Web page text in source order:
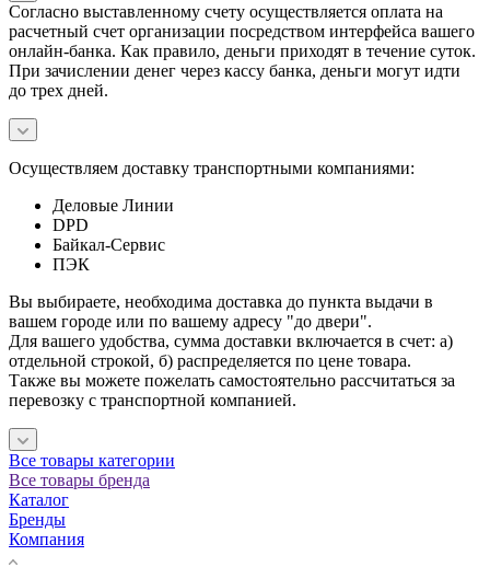
Согласно выставленному счету осуществляется оплата на
расчетный счет организации посредством интерфейса вашего
онлайн-банка. Как правило, деньги приходят в течение суток.
При зачислении денег через кассу банка, деньги могут идти
до трех дней.
Осуществляем доставку транспортными компаниями:
Деловые Линии
DPD
Байкал-Сервис
ПЭК
Вы выбираете, необходима доставка до пункта выдачи в
вашем городе или по вашему адресу "до двери".
Для вашего удобства, сумма доставки включается в счет: а)
отдельной строкой, б) распределяется по цене товара.
Также вы можете пожелать самостоятельно рассчитаться за
перевозку с транспортной компанией.
Все товары категории
Все товары бренда
Каталог
Бренды
Компания